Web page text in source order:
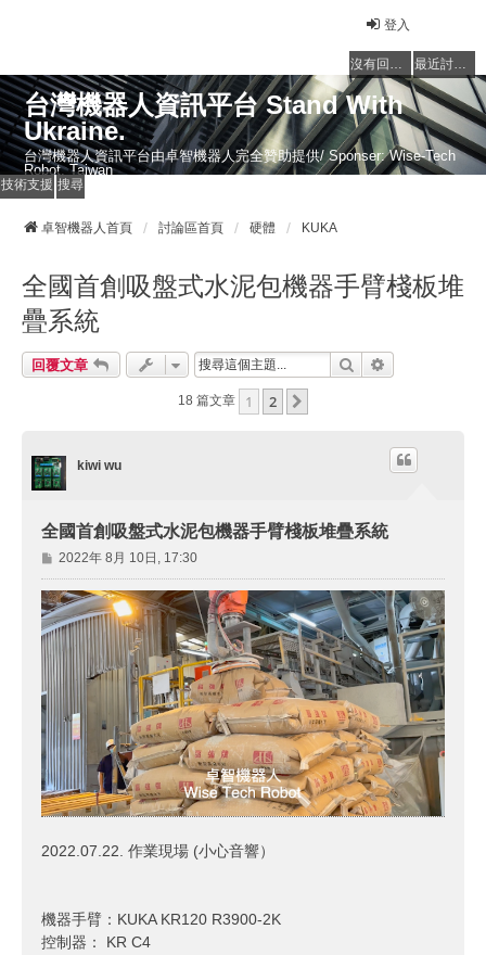
登入
沒有回覆的主題 最近討論的主題
台灣機器人資訊平台 Stand With
Ukraine.
台灣機器人資訊平台由卓智機器人完全贊助提供/ Sponser: Wise-Tech
Robot, Taiwan
技術支援 搜尋
卓智機器人首頁 討論區首頁 硬體 KUKA
全國首創吸盤式水泥包機器手臂棧板堆
疊系統
回覆文章 搜尋
18 篇文章 1 2
kiwi wu
全國首創吸盤式水泥包機器手臂棧板堆疊系統
文
章
2022年 8月 10日, 17:30
2022.07.22. 作業現場 (小心音響）
機器手臂：KUKA KR120 R3900-2K
控制器： KR C4